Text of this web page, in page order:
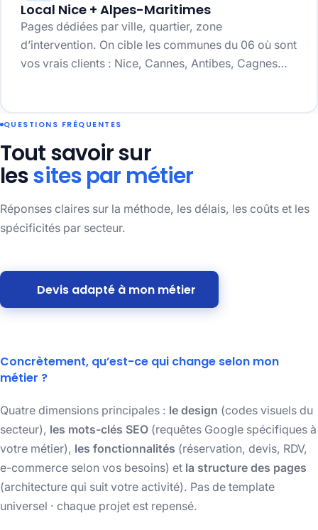
Local Nice + Alpes-Maritimes
Pages dédiées par ville, quartier, zone
d’intervention. On cible les communes du 06 où sont
vos vrais clients : Nice, Cannes, Antibes, Cagnes…
QUESTIONS FRÉQUENTES
Tout savoir sur
lessites par métier
Réponses claires sur la méthode, les délais, les coûts et les
spécificités par secteur.
Devis adapté à mon métier
Concrètement, qu’est-ce qui change selon mon
métier ?
Quatre dimensions principales : le design (codes visuels du
secteur), les mots-clés SEO (requêtes Google spécifiques à
votre métier), les fonctionnalités (réservation, devis, RDV,
e-commerce selon vos besoins) et la structure des pages
(architecture qui suit votre activité). Pas de template
universel · chaque projet est repensé.